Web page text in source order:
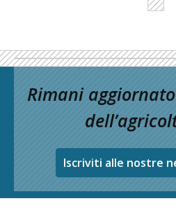
Rimani
Iscriviti alle nostre